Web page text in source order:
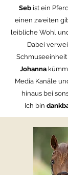
Seb ist ein
einen zweiten
leibliche Wohl
Dabei
Johanna
Media Kanäle
hinaus bei
Ich bin